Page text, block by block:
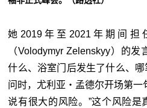
她2019年至2021年期间
（Volodymyr Zelenskyy）的
什么、浴室门后发生了什么、
问时，尤利亚・孟德尔开场第一
说有很大的风险。”这个风险